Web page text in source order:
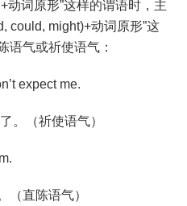
动词原形”这样的谓语时，主
could, might)+动词原形”这
语气或祈使语气：
expect me.
。（祈使语气）
（直陈语气）